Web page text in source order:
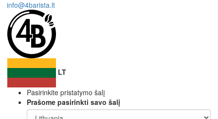
info@4barista.lt
LT
Pasirinkite pristatymo šalį
Prašome pasirinkti savo šalį